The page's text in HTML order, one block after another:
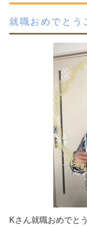
わくわくの特長
支援内容
無料体験・お問合せ
就職おめでとう
Kさん就職おめでと